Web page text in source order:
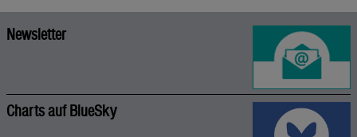
Newsletter
Charts auf BlueSky